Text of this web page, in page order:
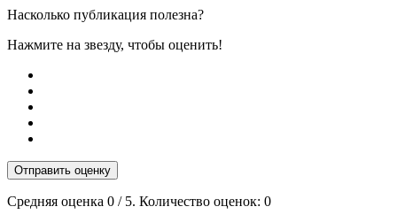
Насколько публикация полезна?
Нажмите на звезду, чтобы оценить!
Отправить оценку
Средняя оценка 0 / 5. Количество оценок: 0